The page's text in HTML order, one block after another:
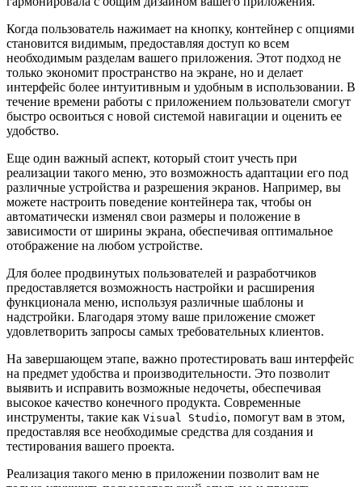
Когда пользователь нажимает на кнопку, контейнер с опциями
становится видимым, предоставляя доступ ко всем
необходимым разделам вашего приложения. Этот подход не
только экономит пространство на экране, но и делает
интерфейс более интуитивным и удобным в использовании. В
течение времени работы с приложением пользователи смогут
быстро освоиться с новой системой навигации и оценить ее
удобство.
Еще один важный аспект, который стоит учесть при
реализации такого меню, это возможность адаптации его под
различные устройства и разрешения экранов. Например, вы
можете настроить поведение контейнера так, чтобы он
автоматически изменял свои размеры и положение в
зависимости от ширины экрана, обеспечивая оптимальное
отображение на любом устройстве.
Для более продвинутых пользователей и разработчиков
предоставляется возможность настройки и расширения
функционала меню, используя различные шаблоны и
надстройки. Благодаря этому ваше приложение сможет
удовлетворить запросы самых требовательных клиентов.
На завершающем этапе, важно протестировать ваш интерфейс
на предмет удобства и производительности. Это позволит
выявить и исправить возможные недочеты, обеспечивая
высокое качество конечного продукта. Современные
инструменты, такие как Visual Studio, помогут вам в этом,
предоставляя все необходимые средства для создания и
тестирования вашего проекта.
Реализация такого меню в приложении позволит вам не